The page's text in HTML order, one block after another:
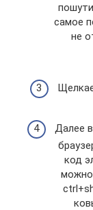
самое
не
Далее
код
можно